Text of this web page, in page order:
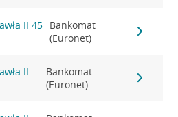
II 45 Bankomat
(Euronet)
II
Bankomat
(Euronet)